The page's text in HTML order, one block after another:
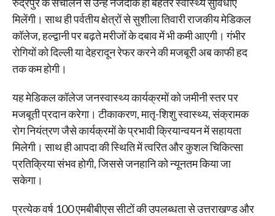
मिलेंगी। साथ ही पर्वतीय क्षेत्रों से सुशीला तिवारी राजकीय मेडिकल
कॉलेज, हल्द्वानी पर बढ़ते मरीजों के दबाव में भी कमी आएगी। गंभीर
रोगियों को दिल्ली या देहरादून रेफर करने की मजबूरी अब काफी हद
तक कम होगी।
यह मेडिकल कॉलेज जनस्वास्थ्य कार्यक्रमों को जमीनी स्तर पर
मजबूती प्रदान करेगा। टीकाकरण, मातृ-शिशु स्वास्थ्य, संक्रामक
रोग नियंत्रण जैसे कार्यक्रमों के प्रभावी क्रियान्वयन में सहायता
मिलेगी। साथ ही आपदा की स्थिति में त्वरित और कुशल चिकित्सा
प्रतिक्रिया संभव होगी, जिससे जनहानि को न्यूनतम किया जा
सकेगा।
प्रत्येक वर्ष 100 एमबीबीएस सीटों की उपलब्धता से उत्तराखण्ड और